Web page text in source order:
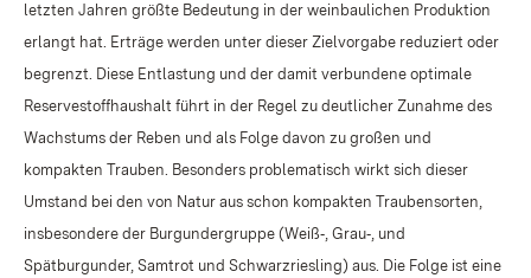
letzten Jahren größte Bedeutung in der weinbaulichen Produktion
erlangt hat. Erträge werden unter dieser Zielvorgabe reduziert oder
begrenzt. Diese Entlastung und der damit verbundene optimale
Reservestoffhaushalt führt in der Regel zu deutlicher Zunahme des
Wachstums der Reben und als Folge davon zu großen und
kompakten Trauben. Besonders problematisch wirkt sich dieser
Umstand bei den von Natur aus schon kompakten Traubensorten,
insbesondere der Burgundergruppe (Weiß‑, Grau‑, und
Spätburgunder, Samtrot und Schwarzriesling) aus. Die Folge ist eine